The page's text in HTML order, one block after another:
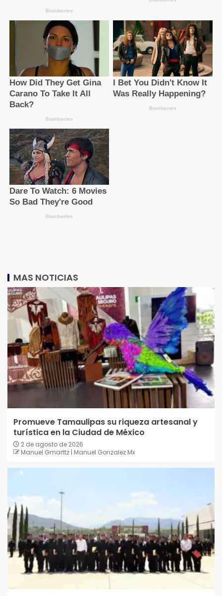
MAS NOTICIAS
Promueve Tamaulipas su riqueza artesanal y
turística en la Ciudad de México
2 de agosto de 2026
Manuel Gmarttz | Manuel Gonzalez Mx